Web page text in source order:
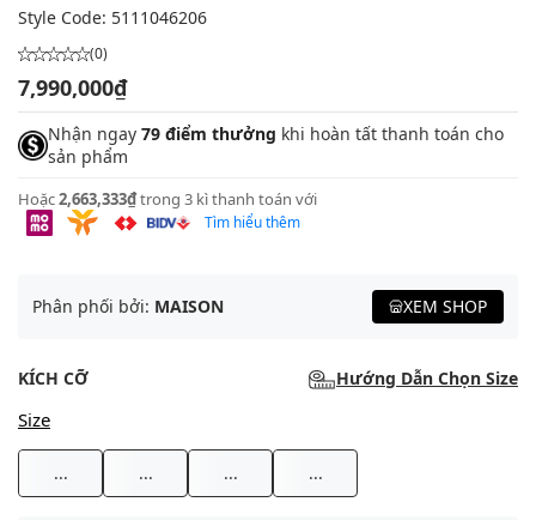
Style Code: 5111046206
(0)
7,990,000₫
Nhận ngay 79 điểm thưởng khi hoàn tất thanh toán cho
sản phẩm
Hoặc2,663,333₫trong 3 kì thanh toán với
Tìm hiểu thêm
Phân phối bởi: MAISON XEM SHOP
KÍCH CỠ Hướng Dẫn Chọn Size
Size
... ... ... ...